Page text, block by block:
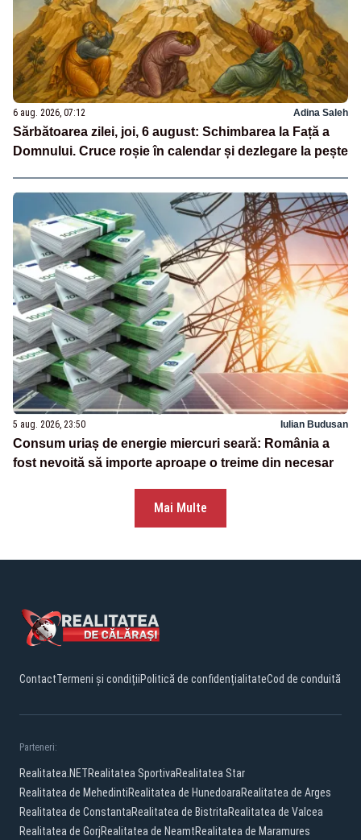
6 aug. 2026, 07:12 Adina Saleh
Sărbătoarea zilei, joi, 6 august: Schimbarea la Față a
Domnului. Cruce roșie în calendar și dezlegare la pește
5 aug. 2026, 23:50 Iulian Budusan
Consum uriaș de energie miercuri seară: România a
fost nevoită să importe aproape o treime din necesar
Mai Multe
ContactTermeni și condițiiPolitică de confidențialitateCod de conduită
Parteneri:
Realitatea.NETRealitatea SportivaRealitatea Star
Realitatea de MehedintiRealitatea de HunedoaraRealitatea de Arges
Realitatea de ConstantaRealitatea de BistritaRealitatea de Valcea
Realitatea de GorjRealitatea de NeamtRealitatea de Maramures